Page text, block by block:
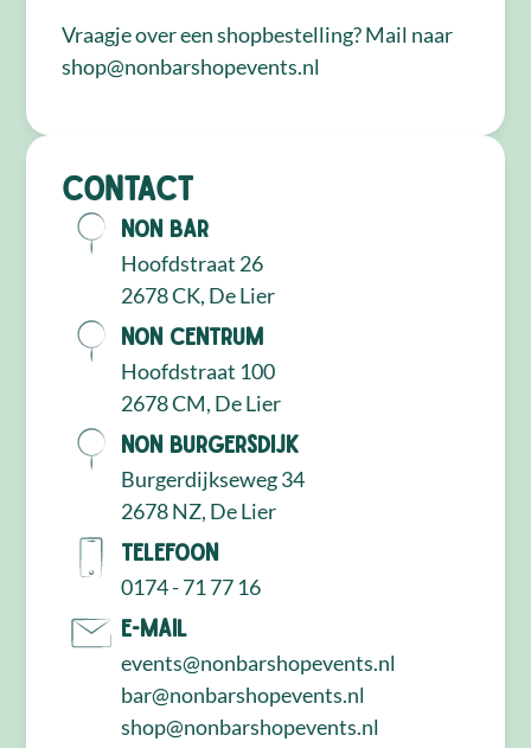
Vraagje over een shopbestelling? Mail naar
shop@nonbarshopevents.nl
Contact
NON Bar
Hoofdstraat 26
2678 CK, De Lier
NON Centrum
Hoofdstraat 100
2678 CM, De Lier
NON Burgersdijk
Burgerdijkseweg 34
2678 NZ, De Lier
Telefoon
0174 - 71 77 16
E-mail
events@nonbarshopevents.nl
bar@nonbarshopevents.nl
shop@nonbarshopevents.nl